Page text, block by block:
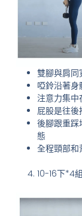
雙腳與肩同
啞鈴沿著
注意力集
屁股是往後
後腳跟重踩
態
全程頸部和
10-16下*4